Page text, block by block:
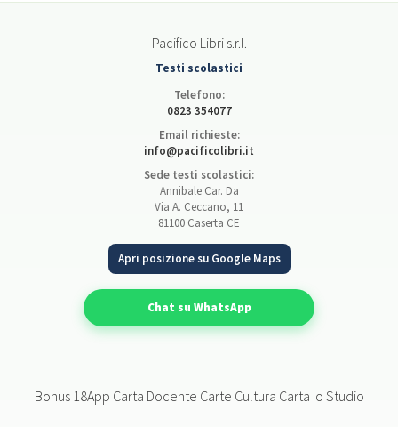
Pacifico Libri s.r.l.
Testi scolastici
Telefono:
0823 354077
Email richieste:
info@pacificolibri.it
Sede testi scolastici:
Annibale Car. Da
Via A. Ceccano, 11
81100 Caserta CE
Apri posizione su Google Maps
Chat su WhatsApp
Bonus 18App Carta Docente Carte Cultura Carta Io Studio